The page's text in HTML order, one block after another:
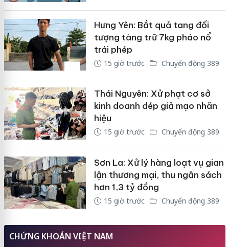
Hưng Yên: Bắt quả tang đối
tượng tàng trữ 7kg pháo nổ
trái phép
15 giờ trước Chuyển động 389
Thái Nguyên: Xử phạt cơ sở
kinh doanh dép giả mạo nhãn
hiệu
15 giờ trước Chuyển động 389
Sơn La: Xử lý hàng loạt vụ gian
lận thương mại, thu ngân sách
hơn 1,3 tỷ đồng
15 giờ trước Chuyển động 389
CHỨNG KHOÁN VIỆT NAM